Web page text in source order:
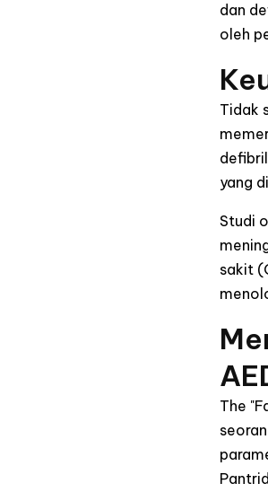
dan
oleh
Tidak
yang
Studi
sakit
The